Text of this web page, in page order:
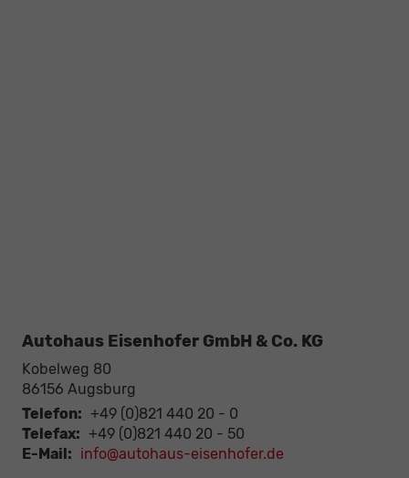
Autohaus Eisenhofer GmbH & Co. KG
Kobelweg 80
86156 Augsburg
Telefon: +49 (0)821 440 20 - 0
Telefax: +49 (0)821 440 20 - 50
E-Mail: info@autohaus-eisenhofer.de